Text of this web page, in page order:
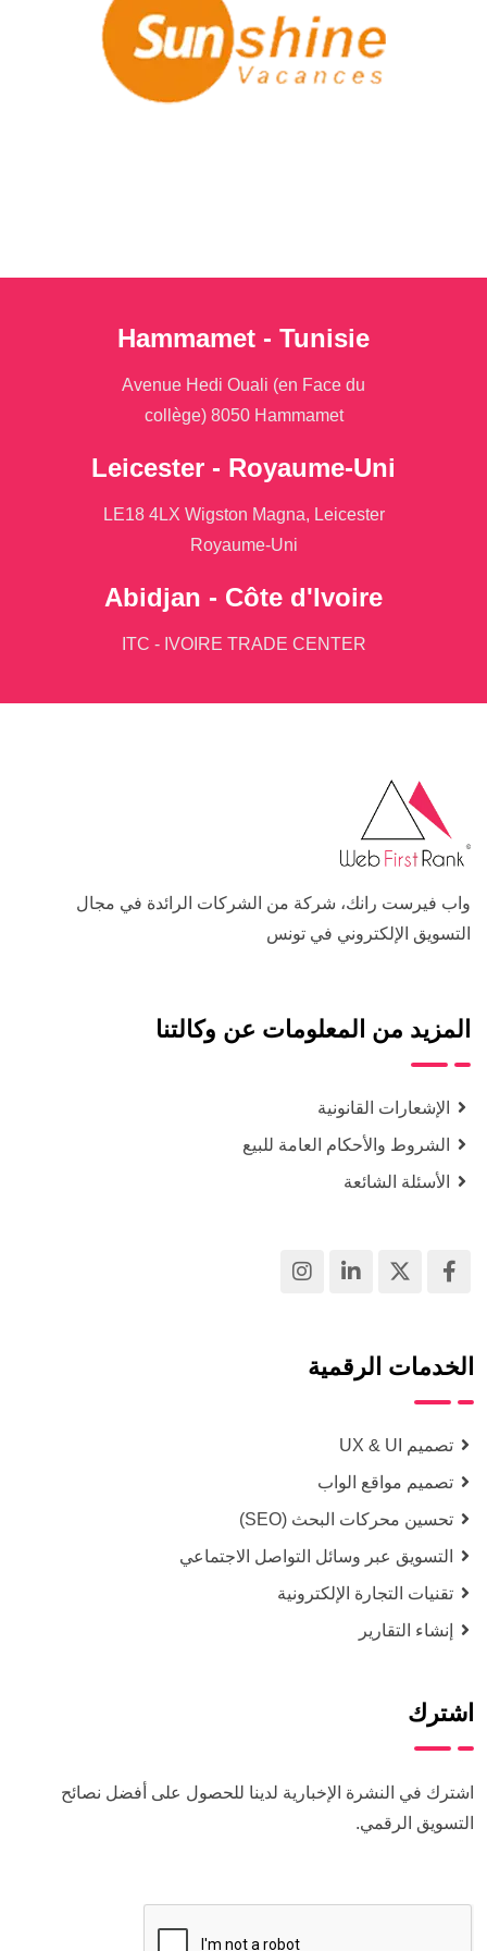
Hammamet - Tunisie
Avenue Hedi Ouali (en Face du
collège) 8050 Hammamet
Leicester - Royaume-Uni
LE18 4LX Wigston Magna, Leicester
Royaume-Uni
Abidjan - Côte d'Ivoire
ITC - IVOIRE TRADE CENTER
واب فيرست رانك، شركة من الشركات الرائدة في مجال
التسويق الإلكتروني في تونس
المزيد من المعلومات عن وكالتنا
الإشعارات القانونية
الشروط والأحكام العامة للبيع
الأسئلة الشائعة
الخدمات الرقمية
تصميم UX & UI
تصميم مواقع الواب
تحسين محركات البحث (SEO)
التسويق عبر وسائل التواصل الاجتماعي
تقنيات التجارة الإلكترونية
إنشاء التقارير
اشترك
اشترك في النشرة الإخبارية لدينا للحصول على أفضل نصائح
التسويق الرقمي.